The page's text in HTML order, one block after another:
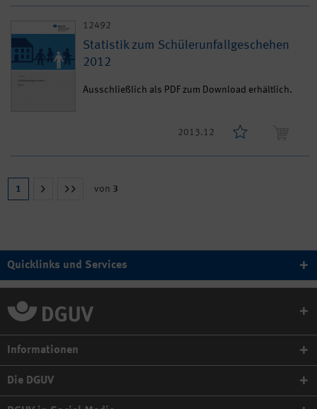
12492
Statistik zum Schülerunfallgeschehen
2012
Ausschließlich als PDF zum Download erhältlich.
2013.12
1 von 3
Quicklinks und Services
Informationen
Die DGUV